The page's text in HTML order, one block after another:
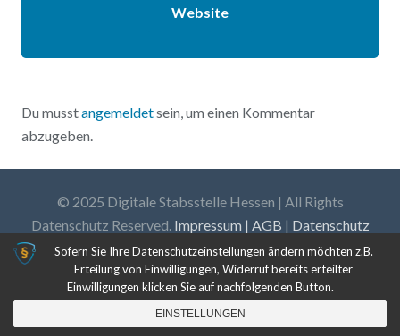
Website
Du musstangemeldetsein, um einen Kommentar
abzugeben.
© 2025 Digitale Stabsstelle Hessen | All Rights
Datenschutz Reserved. Impressum | AGB | Datenschutz
Sofern Sie Ihre Datenschutzeinstellungen ändern möchten z.B.
Erteilung von Einwilligungen, Widerruf bereits erteilter
Einwilligungen klicken Sie auf nachfolgenden Button.
EINSTELLUNGEN